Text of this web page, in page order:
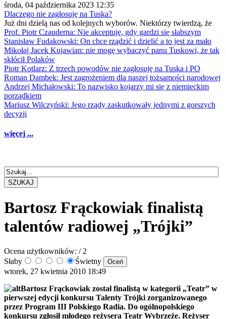
środa, 04 października 2023 12:35
Dlaczego nie zagłosuję na Tuska?
Już dni dzielą nas od kolejnych wyborów. Niektórzy twierdzą, że
Prof. Piotr Czauderna: Nie akceptuję, gdy gardzi się słabszym
Stanisław Fudakowski: On chce rządzić i dzielić a to jest za mało
Mikołaj Jacek Kujawian: nie mogę wybaczyć panu Tuskowi, że tak
skłócił Polaków
Piotr Kotlarz: Z trzech powodów nie zagłosuję na Tuska i PO
Roman Dambek: Jest zagrożeniem dla naszej tożsamości narodowej
Andrzej Michałowski: To nazwisko kojarzy mi się z niemieckim
porządkiem
Mariusz Wilczyński: Jego rządy zaskutkowały jednymi z gorszych
decyzji
więcej ...
SZUKAJ
Bartosz Frąckowiak finalistą
talentów radiowej „Trójki”
Ocena użytkowników: / 2
Słaby
Świetny
wtorek, 27 kwietnia 2010 18:49
Bartosz Frąckowiak został finalistą w kategorii „Teatr” w
pierwszej edycji konkursu Talenty Trójki zorganizowanego
przez Program III Polskiego Radia. Do ogólnopolskiego
konkursu zgłosił młodego reżysera Teatr Wybrzeże. Reżyser